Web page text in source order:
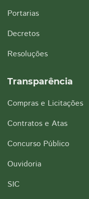
Portarias
Decretos
Resoluções
Transparência
Compras e Licitações
Contratos e Atas
Concurso Público
Ouvidoria
SIC